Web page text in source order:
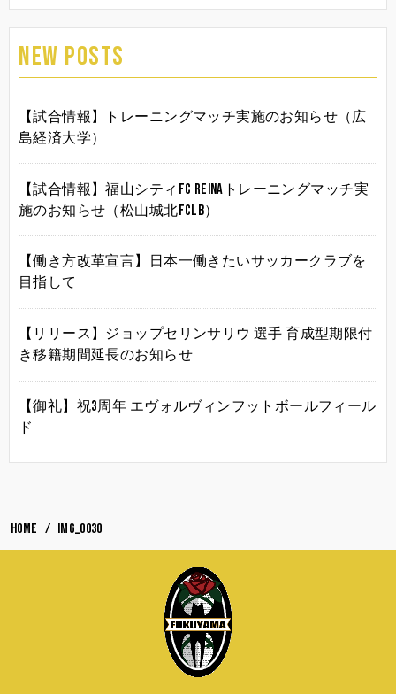
NEW POSTS
【試合情報】トレーニングマッチ実施のお知らせ（広
島経済大学）
【試合情報】福山シティFC Reinaトレーニングマッチ実
施のお知らせ（松山城北FCLB）
【働き方改革宣言】日本一働きたいサッカークラブを
目指して
【リリース】ジョップセリンサリウ 選手 育成型期限付
き移籍期間延長のお知らせ
【御礼】祝3周年 エヴォルヴィンフットボールフィール
ド
HOME IMG_0030